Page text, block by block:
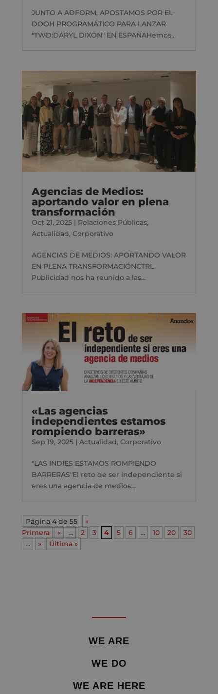
JUNTO A ADFORM, APOSTAMOS POR EL
DOOH PROGRAMÁTICO PARA LANZAR
"TWD:DARYL DIXON" EN ESPAÑAHemos...
Agencias de Medios:
aportando valor en plena
transformación
Oct 21, 2025| Relaciones Públicas,
Actualidad, Corporativo
AGENCIAS DE MEDIOS: APORTANDO VALOR
EN PLENA TRANSFORMACIÓNCTRL
Publicidad nos ha reunido a las...
«Las agencias
independientes estamos
rompiendo barreras»
Sep 19, 2025| Actualidad, Corporativo
"LAS INDIES ESTAMOS ROMPIENDO
BARRERAS"El reto de ser independiente si
eres una agencia de medios....
Página 4 de 55
«
Primera
« ... 2 3 4 5 6 ... 10 20
30
...
» Última »
WE ARE
WE DO
WE ARE HERE